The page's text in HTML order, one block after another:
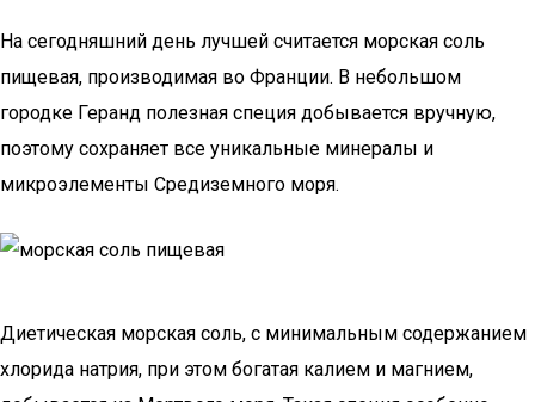
На сегодняшний день лучшей считается морская соль
пищевая, производимая во Франции. В небольшом
городке Геранд полезная специя добывается вручную,
поэтому сохраняет все уникальные минералы и
микроэлементы Средиземного моря.
Диетическая морская соль, с минимальным содержанием
хлорида натрия, при этом богатая калием и магнием,